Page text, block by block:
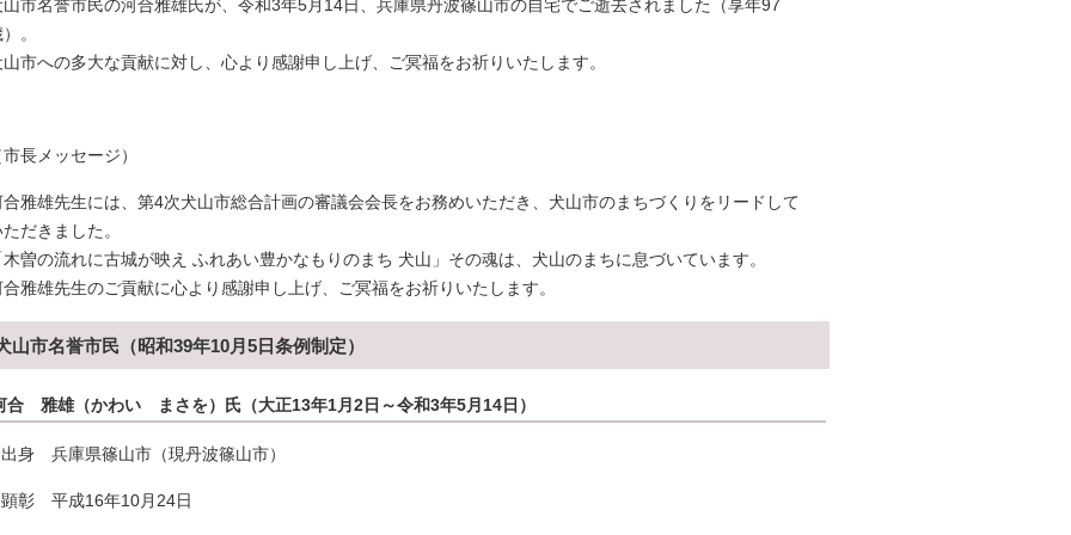
山市名誉市民の河合雅雄氏が、令和3年5月14日、兵庫県丹波篠山市の自宅でご逝去されました（享年97
。
山市への多大な貢献に対し、心より感謝申し上げ、ご冥福をお祈りいたします。
長メッセージ）
合雅雄先生には、第4次犬山市総合計画の審議会会長をお務めいただき、犬山市のまちづくりをリードして
だきました。
木曽の流れに古城が映え ふれあい豊かなもりのまち 犬山」その魂は、犬山のまちに息づいています。
合雅雄先生のご貢献に心より感謝申し上げ、ご冥福をお祈りいたします。
山市名誉市民（昭和39年10月5日条例制定）
合 雅雄（かわい まさを）氏（大正13年1月2日～令和3年5月14日）
身 兵庫県篠山市（現丹波篠山市）
彰 平成16年10月24日